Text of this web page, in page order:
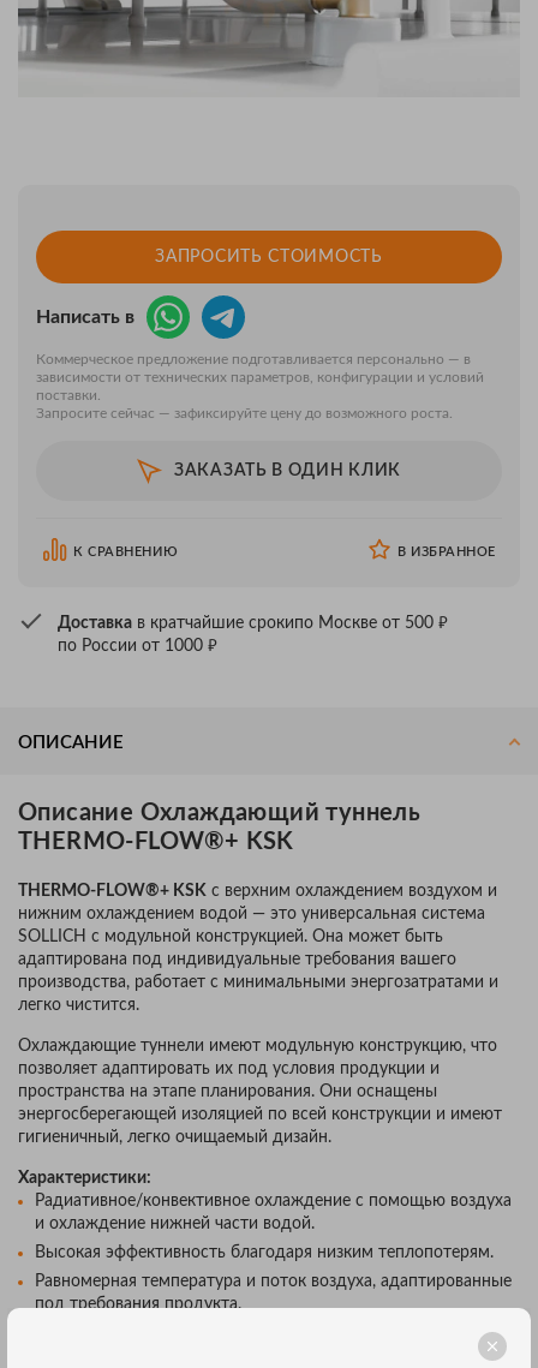
ЗАПРОСИТЬ СТОИМОСТЬ
Написать в
Коммерческое предложение подготавливается персонально — в
зависимости от технических параметров, конфигурации и условий
поставки.
Запросите сейчас — зафиксируйте цену до возможного роста.
ЗАКАЗАТЬ В ОДИН КЛИК
К СРАВНЕНИЮ В ИЗБРАННОЕ
Доставка в кратчайшие срокипо Москве от 500 ₽
по России от 1000 ₽
ОПИСАНИЕ
Описание Охлаждающий туннель
THERMO-FLOW®+ KSK
THERMO-FLOW®+ KSK с верхним охлаждением воздухом и
нижним охлаждением водой — это универсальная система
SOLLICH с модульной конструкцией. Она может быть
адаптирована под индивидуальные требования вашего
производства, работает с минимальными энергозатратами и
легко чистится.
Охлаждающие туннели имеют модульную конструкцию, что
позволяет адаптировать их под условия продукции и
пространства на этапе планирования. Они оснащены
энергосберегающей изоляцией по всей конструкции и имеют
гигиеничный, легко очищаемый дизайн.
Характеристики:
Радиативное/конвективное охлаждение с помощью воздуха
и охлаждение нижней части водой.
Высокая эффективность благодаря низким теплопотерям.
Равномерная температура и поток воздуха, адаптированные
под требования продукта.